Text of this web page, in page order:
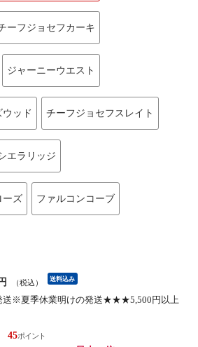
ーフジョセフカーキ
ジャーニーウエスト
ッド チーフジョセフスレイト
エラリッジ
ーズ ファルコンコーブ
円 （税込） 送料込み
送※夏季休業明けの発送★★★5,500円以上
45